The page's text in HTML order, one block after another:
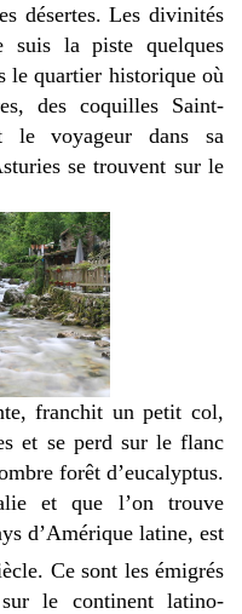
désertes. Les divinités
suis la piste quelques
le quartier historique où
des coquilles Saint-
le voyageur dans sa
se trouvent sur le
franchit un petit col,
et se perd sur le flanc
forêt d’eucalyptus.
et que l’on trouve
d’Amérique latine, est
Ce sont les émigrés
le continent latino-